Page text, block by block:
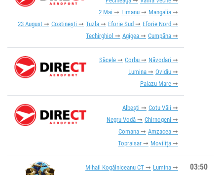
2 Mai
Limanu
Mangalia
23 August
Costinești Tuzla Eforie Sud
Eforie Nord
Techirghiol
Agigea Cumpăna
Săcele Corbu
Năvodari
Lumina
Ovidiu
Palazu Mare
Albești
Cotu Văii
Negru Vodă
Chirnogeni
Comana
Amzacea
Topraisar
Movilița
Mihail Kogălniceanu CT
Lumina
03:50